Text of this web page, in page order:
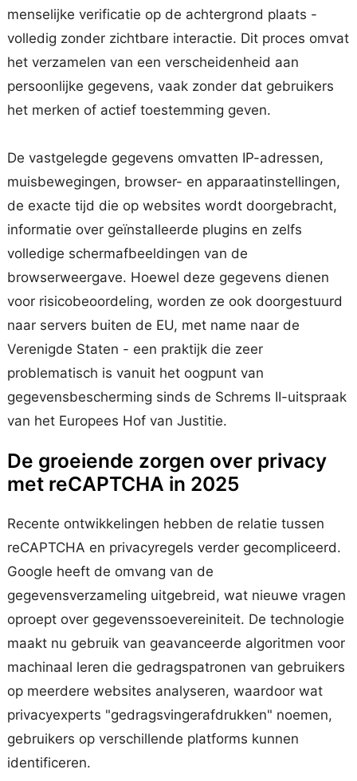
menselijke verificatie op de achtergrond plaats -
volledig zonder zichtbare interactie. Dit proces omvat
het verzamelen van een verscheidenheid aan
persoonlijke gegevens, vaak zonder dat gebruikers
het merken of actief toestemming geven.
De vastgelegde gegevens omvatten IP-adressen,
muisbewegingen, browser- en apparaatinstellingen,
de exacte tijd die op websites wordt doorgebracht,
informatie over geïnstalleerde plugins en zelfs
volledige schermafbeeldingen van de
browserweergave. Hoewel deze gegevens dienen
voor risicobeoordeling, worden ze ook doorgestuurd
naar servers buiten de EU, met name naar de
Verenigde Staten - een praktijk die zeer
problematisch is vanuit het oogpunt van
gegevensbescherming sinds de Schrems II-uitspraak
van het Europees Hof van Justitie.
De groeiende zorgen over privacy
met reCAPTCHA in 2025
Recente ontwikkelingen hebben de relatie tussen
reCAPTCHA en privacyregels verder gecompliceerd.
Google heeft de omvang van de
gegevensverzameling uitgebreid, wat nieuwe vragen
oproept over gegevenssoevereiniteit. De technologie
maakt nu gebruik van geavanceerde algoritmen voor
machinaal leren die gedragspatronen van gebruikers
op meerdere websites analyseren, waardoor wat
privacyexperts "gedragsvingerafdrukken" noemen,
gebruikers op verschillende platforms kunnen
identificeren.